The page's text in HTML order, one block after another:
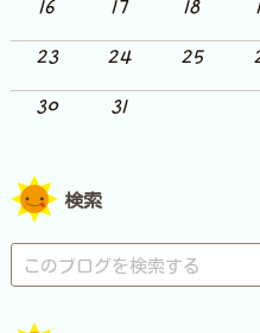
16
17 18
23
24 25
30
31
検索